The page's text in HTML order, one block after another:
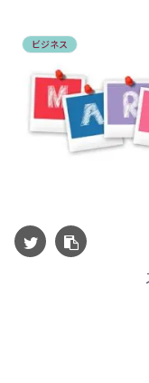
ビジネス